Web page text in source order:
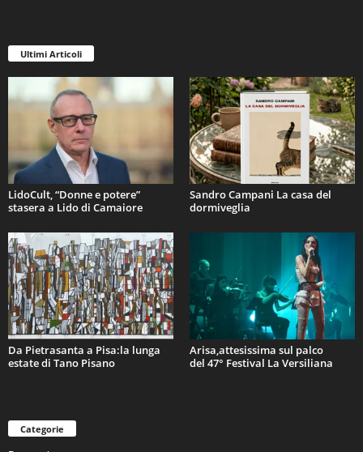
Ultimi Articoli
LidoCult, “Donne e potere”
stasera a Lido di Camaiore
Sandro Campani La casa del
dormiveglia
Da Pietrasanta a Pisa:la lunga
estate di Tano Pisano
Arisa,attesissima sul palco
del 47° Festival La Versiliana
Categorie